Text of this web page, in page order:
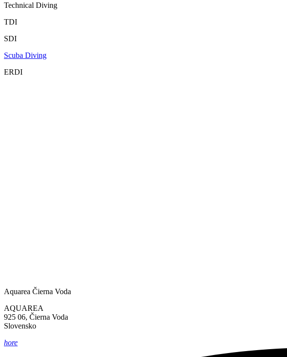
Technical Diving
TDI
SDI
Scuba Diving
ERDI
Aquarea Čierna Voda
AQUAREA
925 06, Čierna Voda
Slovensko
hore